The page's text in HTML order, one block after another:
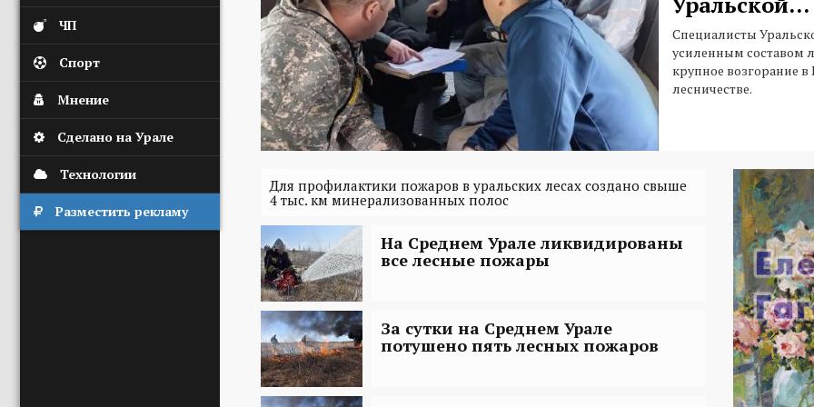
ЧП
Спорт
Мнение
Сделано на Урале
Технологии
Разместить рекламу
Специалисты
усиленным составом
крупное возгорание
лесничестве.
Для профилактики пожаров в уральских лесах создано свыше
4 тыс. км минерализованных полос
На Среднем Урале ликвидированы
все лесные пожары
За сутки на Среднем Урале
потушено пять лесных пожаров